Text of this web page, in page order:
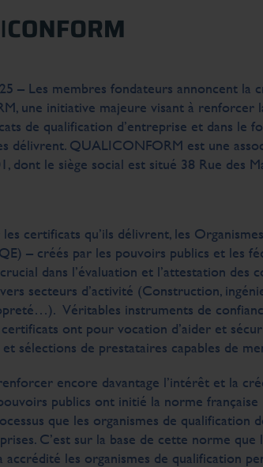
– Les membres fondateurs annoncent la
une initiative majeure visant à renforcer
de qualification d’entreprise et dans le
délivrent. QUALICONFORM est une
dont le siège social est situé 38 Rue des
certificats qu’ils délivrent, les
– créés par les pouvoirs publics et les
dans l’évaluation et l’attestation des
secteurs d’activité (Construction,
Véritables instruments de
ont pour vocation d’aider et
sélections de prestataires capables de
encore davantage l’intérêt et la
publics ont initié la norme
que les organismes de qualification
C’est sur la base de cette norme
accrédité les organismes de qualification